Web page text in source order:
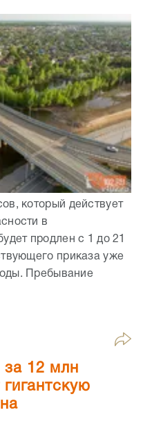
который действует
в
продлен с 1 до 21
приказа уже
Пребывание
за 12 млн